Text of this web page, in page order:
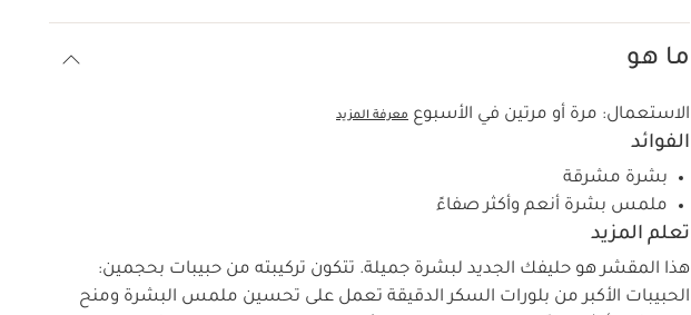
ما هو
الاستعمال: مرة أو مرتين في الأسبوع معرفة المزيد
الفوائد
بشرة مشرقة
ملمس بشرة أنعم وأكثر صفاءً
تعلم المزيد
هذا المقشر هو حليفك الجديد لبشرة جميلة. تتكون تركيبته من حبيبات بحجمين:
الحبيبات الأكبر من بلورات السكر الدقيقة تعمل على تحسين ملمس البشرة ومنح